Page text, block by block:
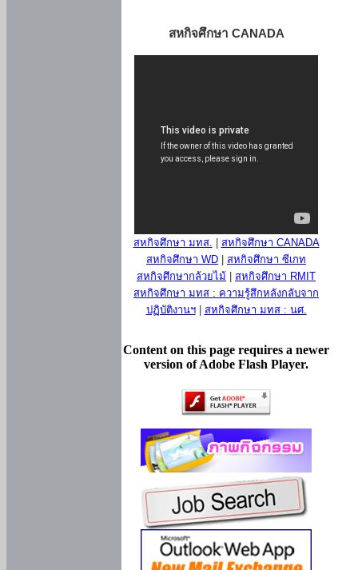
สหกิจศึกษา CANADA
สหกิจศึกษา มทส.
สหกิจศึกษา CANADA
สหกิจศึกษา WD
สหกิจศึกษา ซีเกท
สหกิจศึกษากล้วยไม้
สหกิจศึกษา RMIT
สหกิจศึกษา มทส : ความรู้สึกหลังกลับจาก
ปฏิบัติงานฯ| สหกิจศึกษา มทส : นศ.
Content on this page requires a newer
version of Adobe Flash Player.